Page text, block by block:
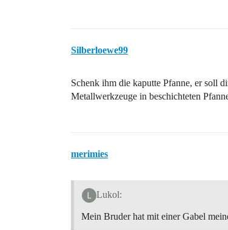
Silberloewe99
Schenk ihm die kaputte Pfanne, er soll
Metallwerkzeuge in beschichteten
merimies
Lukol:
Mein Bruder hat mit einer Gabel